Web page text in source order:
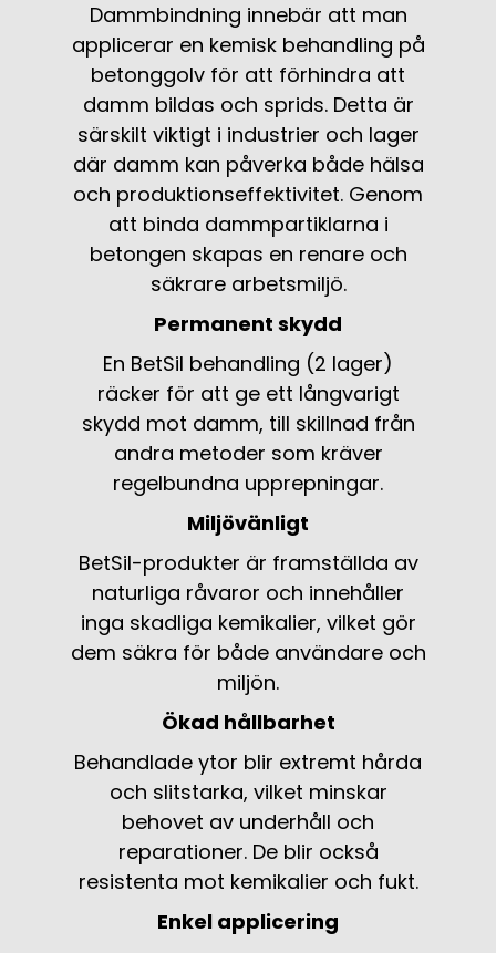
Dammbindning innebär att man
applicerar en kemisk behandling på
betonggolv för att förhindra att
damm bildas och sprids. Detta är
särskilt viktigt i industrier och lager
där damm kan påverka både hälsa
och produktionseffektivitet. Genom
att binda dammpartiklarna i
betongen skapas en renare och
säkrare arbetsmiljö.
Permanent skydd
En BetSil behandling (2 lager)
räcker för att ge ett långvarigt
skydd mot damm, till skillnad från
andra metoder som kräver
regelbundna upprepningar.
Miljövänligt
BetSil-produkter är framställda av
naturliga råvaror och innehåller
inga skadliga kemikalier, vilket gör
dem säkra för både användare och
miljön.
Ökad hållbarhet
Behandlade ytor blir extremt hårda
och slitstarka, vilket minskar
behovet av underhåll och
reparationer. De blir också
resistenta mot kemikalier och fukt.
Enkel applicering